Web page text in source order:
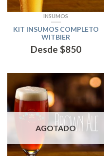
INSUMOS
KIT INSUMOS COMPLETO
WITBIER
Desde $850
AGOTADO